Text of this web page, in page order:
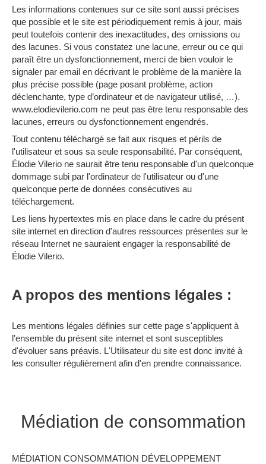
Les informations contenues sur ce site sont aussi précises
que possible et le site est périodiquement remis à jour, mais
peut toutefois contenir des inexactitudes, des omissions ou
des lacunes. Si vous constatez une lacune, erreur ou ce qui
paraît être un dysfonctionnement, merci de bien vouloir le
signaler par email en décrivant le problème de la manière la
plus précise possible (page posant problème, action
déclenchante, type d’ordinateur et de navigateur utilisé, …).
www.elodievilerio.com ne peut pas être tenu responsable des
lacunes, erreurs ou dysfonctionnement engendrés.
Tout contenu téléchargé se fait aux risques et périls de
l'utilisateur et sous sa seule responsabilité. Par conséquent,
Élodie Vilerio ne saurait être tenu responsable d'un quelconque
dommage subi par l'ordinateur de l'utilisateur ou d'une
quelconque perte de données consécutives au
téléchargement.
Les liens hypertextes mis en place dans le cadre du présent
site internet en direction d'autres ressources présentes sur le
réseau Internet ne sauraient engager la responsabilité de
Élodie Vilerio.
A propos des mentions légales :
Les mentions légales définies sur cette page s'appliquent à
l'ensemble du présent site internet et sont susceptibles
d'évoluer sans préavis. L'Utilisateur du site est donc invité à
les consulter régulièrement afin d'en prendre connaissance.
Médiation de consommation
MÉDIATION CONSOMMATION DÉVELOPPEMENT